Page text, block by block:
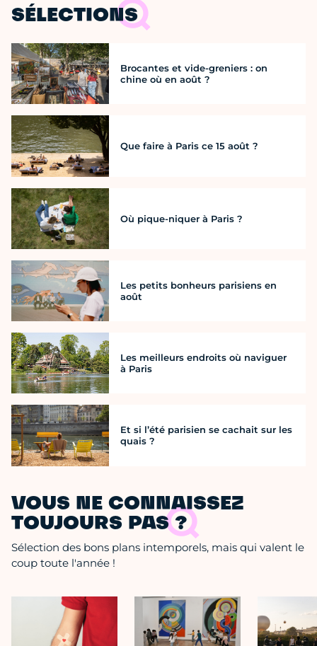
SÉLECTIONS
Brocantes et vide-greniers : on
chine où en août ?
Que faire à Paris ce 15 août ?
Où pique-niquer à Paris ?
Les petits bonheurs parisiens en
août
Les meilleurs endroits où naviguer
à Paris
Et si l’été parisien se cachait sur les
quais ?
VOUS NE CONNAISSEZ
TOUJOURS PAS ?
Sélection des bons plans intemporels, mais qui valent le
coup toute l'année !